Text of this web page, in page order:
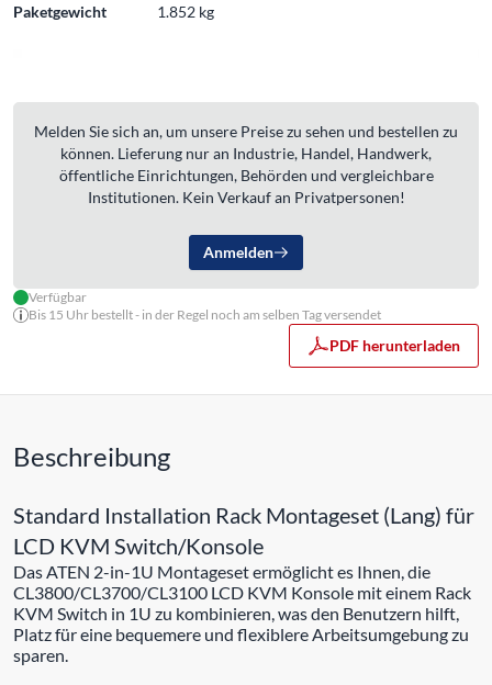
Paketgewicht
1.852 kg
Melden Sie sich an, um unsere Preise zu sehen und bestellen zu
können. Lieferung nur an Industrie, Handel, Handwerk,
öffentliche Einrichtungen, Behörden und vergleichbare
Institutionen. Kein Verkauf an Privatpersonen!
Anmelden
Verfügbar
Bis 15 Uhr bestellt - in der Regel noch am selben Tag versendet
PDF herunterladen
Beschreibung
Standard Installation Rack Montageset (Lang) für
LCD KVM Switch/Konsole
Das ATEN 2-in-1U Montageset ermöglicht es Ihnen, die
CL3800/CL3700/CL3100 LCD KVM Konsole mit einem Rack
KVM Switch in 1U zu kombinieren, was den Benutzern hilft,
Platz für eine bequemere und flexiblere Arbeitsumgebung zu
sparen.